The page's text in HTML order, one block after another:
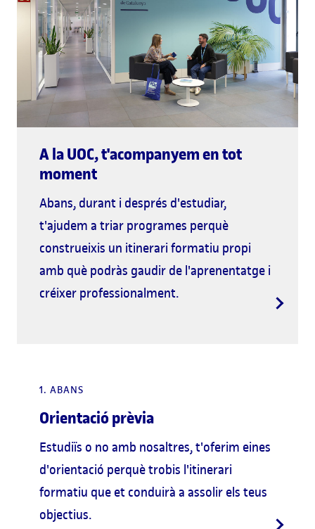
A la UOC, t'acompanyem en tot
moment
Abans, durant i després d'estudiar,
t'ajudem a triar programes perquè
construeixis un itinerari formatiu propi
amb què podràs gaudir de l'aprenentatge i
créixer professionalment.
1. ABANS
Orientació prèvia
Estudiïs o no amb nosaltres, t'oferim eines
d'orientació perquè trobis l'itinerari
formatiu que et conduirà a assolir els teus
objectius.